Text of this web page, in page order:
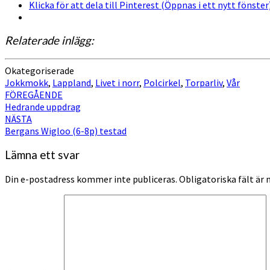
Klicka för att dela till Pinterest (Öppnas i ett nytt
Relaterade inlägg:
Okategoriserade
Jokkmokk, Lappland, Livet i norr, Polcirkel, Torparliv, Vår
Inläggsnavigering
FÖREGÅENDE
Hedrande uppdrag
NÄSTA
Bergans Wigloo (6-8p) testad
Lämna ett svar
Din e-postadress kommer inte publiceras. Obligatoriska fält är